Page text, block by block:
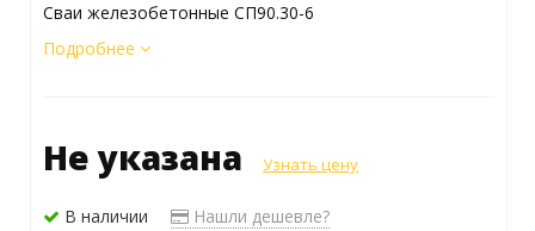
Сваи железобетонные СП90.30-6
Подробнее
Не указана Узнать цену
В наличии Нашли дешевле?